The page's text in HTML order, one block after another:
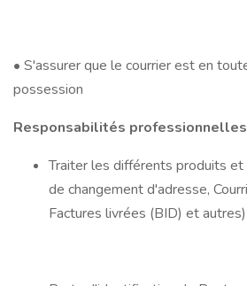
• S'assurer que le courrier est en
possession
Responsabilités
Traiter les différents produits et
de changement d'adresse,
Factures livrées (BID) et autres)